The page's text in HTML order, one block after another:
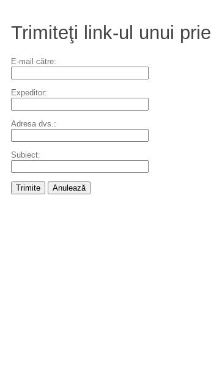
Trimiteţi link-ul unui
E-mail către:
Expeditor:
Adresa dvs.:
Subiect:
Trimite Anulează